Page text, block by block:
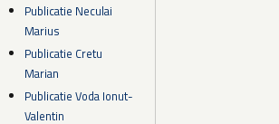
Publicatie Neculai
Marius
Publicatie Cretu
Marian
Publicatie Voda Ionut-
Valentin